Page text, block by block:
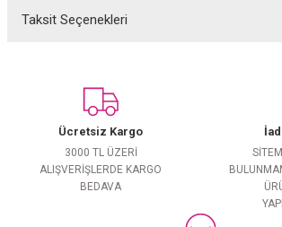
Taksit Seçenekleri
Ücretsiz Kargo
3000 TL ÜZERİ
ALIŞVERİŞLERDE KARGO
BEDAVA